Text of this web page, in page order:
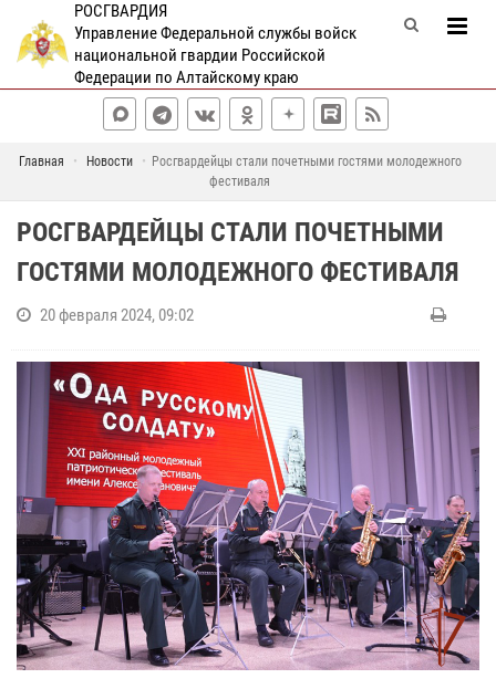
РОСГВАРДИЯ
Управление Федеральной службы войск
национальной гвардии Российской
Федерации по Алтайскому краю
Главная Новости
Росгвардейцы стали почетными гостями молодежного
фестиваля
РОСГВАРДЕЙЦЫ СТАЛИ ПОЧЕТНЫМИ
ГОСТЯМИ МОЛОДЕЖНОГО ФЕСТИВАЛЯ
20 февраля 2024, 09:02